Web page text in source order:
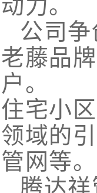
动力。
公司
老藤品
户。 应
住宅小
领域的
管网等。
腾达